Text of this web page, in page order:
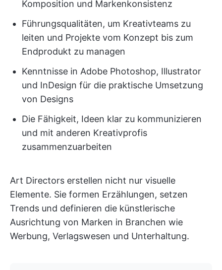
Komposition und Markenkonsistenz
Führungsqualitäten, um Kreativteams zu
leiten und Projekte vom Konzept bis zum
Endprodukt zu managen
Kenntnisse in Adobe Photoshop, Illustrator
und InDesign für die praktische Umsetzung
von Designs
Die Fähigkeit, Ideen klar zu kommunizieren
und mit anderen Kreativprofis
zusammenzuarbeiten
Art Directors erstellen nicht nur visuelle
Elemente. Sie formen Erzählungen, setzen
Trends und definieren die künstlerische
Ausrichtung von Marken in Branchen wie
Werbung, Verlagswesen und Unterhaltung.